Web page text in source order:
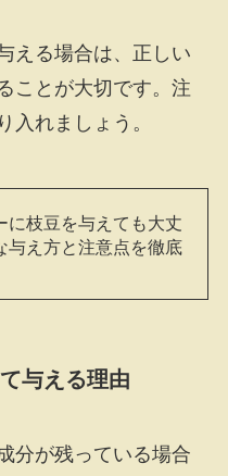
える場合は、正しい
ことが大切です。注
入れましょう。
に枝豆を与えても大丈
与え方と注意点を徹底
与える理由
分が残っている場合